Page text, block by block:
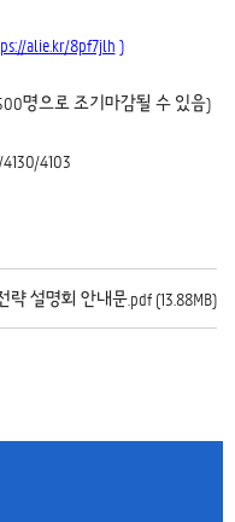
alie.kr/8pf7jlh )
명으로 조기마감될 수 있음)
4103
설명회 안내문.pdf (13.88MB)